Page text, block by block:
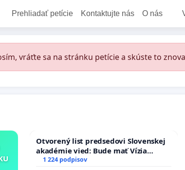
Prehliadať petície Kontaktujte nás O nás
vráťte sa na stránku petície a skúste to
Otvorený list predsedovi Slovenskej
akadémie vied: Bude mať Vízia
Slovenska 2040 mravnú chrbticu?
1 224 podpisov